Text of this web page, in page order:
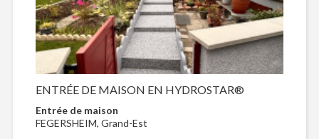
ENTRÉE DE MAISON EN HYDROSTAR®
Entrée de maison
FEGERSHEIM, Grand-Est